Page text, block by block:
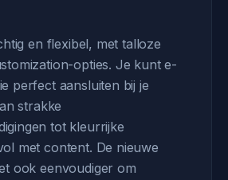
en flexibel, met talloze
opties. Je kunt e-
perfect aansluiten bij je
strakke
tot kleurrijke
met content. De nieuwe
ook eenvoudiger om